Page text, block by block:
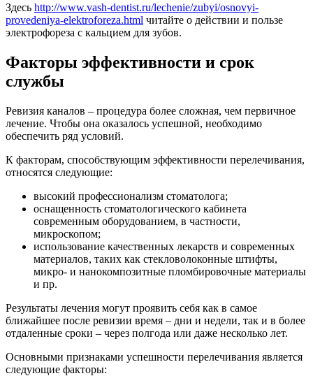
Здесь http://www.vash-dentist.ru/lechenie/zubyi/osnovyi-
provedeniya-elektroforeza.html читайте о действии и пользе
электрофореза с кальцием для зубов.
Факторы эффективности и срок
службы
Ревизия каналов – процедура более сложная, чем первичное
лечение. Чтобы она оказалось успешной, необходимо
обеспечить ряд условий.
К факторам, способствующим эффективности перелечивания,
относятся следующие:
высокий профессионализм стоматолога;
оснащенность стоматологического кабинета
современным оборудованием, в частности,
микроскопом;
использование качественных лекарств и современных
материалов, таких как стекловолоконные штифты,
микро- и нанокомпозитные пломбировочные материалы
и пр.
Результаты лечения могут проявить себя как в самое
ближайшее после ревизии время – дни и недели, так и в более
отдаленные сроки – через полгода или даже несколько лет.
Основными признаками успешности перелечивания является
следующие факторы: